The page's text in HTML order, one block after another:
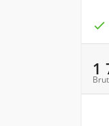

1